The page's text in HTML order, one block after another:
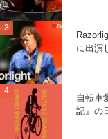
に出演
自転車
記』の